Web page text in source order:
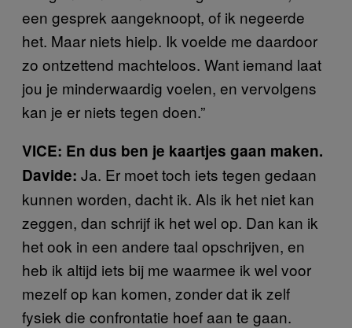
een gesprek aangeknoopt, of ik negeerde
het. Maar niets hielp. Ik voelde me daardoor
zo ontzettend machteloos. Want iemand laat
jou je minderwaardig voelen, en vervolgens
kan je er niets tegen doen.”
VICE: En dus ben je kaartjes gaan maken.
Davide: Ja. Er moet toch iets tegen gedaan
kunnen worden, dacht ik. Als ik het niet kan
zeggen, dan schrijf ik het wel op. Dan kan ik
het ook in een andere taal opschrijven, en
heb ik altijd iets bij me waarmee ik wel voor
mezelf op kan komen, zonder dat ik zelf
fysiek die confrontatie hoef aan te gaan.